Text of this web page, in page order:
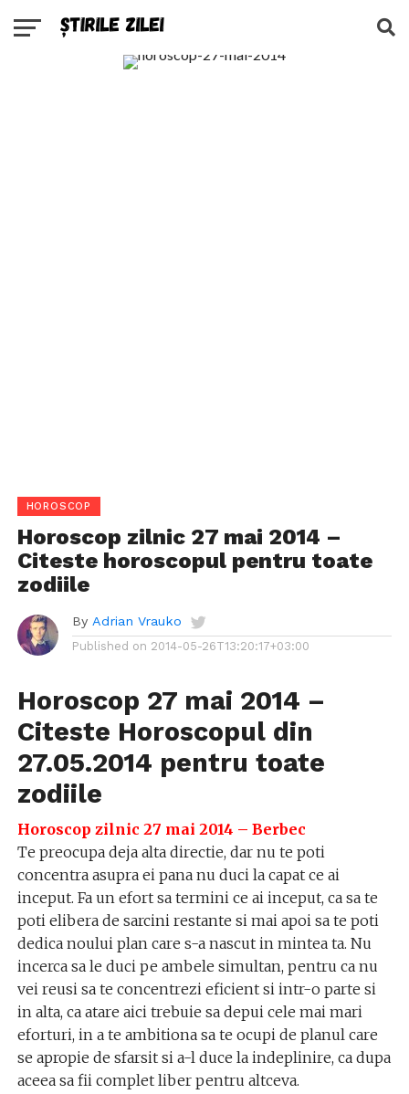
HOROSCOP
Horoscop zilnic 27 mai 2014 –
Citeste horoscopul pentru toate
zodiile
By Adrian Vrauko
Published on 2014-05-26T13:20:17+03:00
Horoscop 27 mai 2014 –
Citeste Horoscopul din
27.05.2014 pentru toate
zodiile
Horoscop zilnic 27 mai 2014 – Berbec
Te preocupa deja alta directie, dar nu te poti
concentra asupra ei pana nu duci la capat ce ai
inceput. Fa un efort sa termini ce ai inceput, ca sa te
poti elibera de sarcini restante si mai apoi sa te poti
dedica noului plan care s-a nascut in mintea ta. Nu
incerca sa le duci pe ambele simultan, pentru ca nu
vei reusi sa te concentrezi eficient si intr-o parte si
in alta, ca atare aici trebuie sa depui cele mai mari
eforturi, in a te ambitiona sa te ocupi de planul care
se apropie de sfarsit si a-l duce la indeplinire, ca dupa
aceea sa fii complet liber pentru altceva.